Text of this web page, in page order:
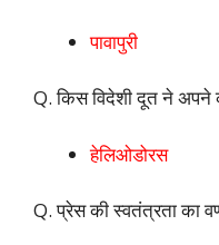
पावापुरी
Q. किस विदेशी दूत ने अपने
हेलिओडोरस
Q. प्रेस की स्वतंत्रता का